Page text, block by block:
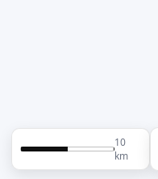
10
km